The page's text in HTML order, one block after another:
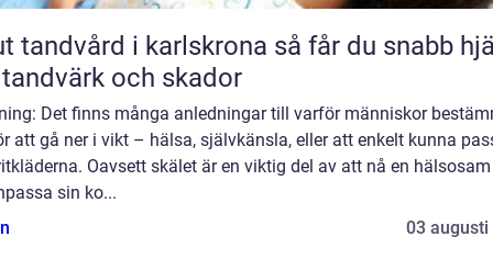
i karlskrona så får du snabb hjälp
och skador
Det finns många anledningar till varför människor
att gå ner i vikt – hälsa, självkänsla, eller att enkelt kunna
Oavsett skälet är en viktig del av att nå en
sin ko...
03 augusti